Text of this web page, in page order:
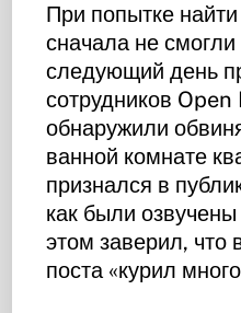
При попытке
сначала не
следующий день
сотрудников Open
обнаружили
ванной комнате
признался в
как были
этом заверил, что
поста «курил